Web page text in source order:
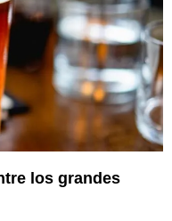
los grandes